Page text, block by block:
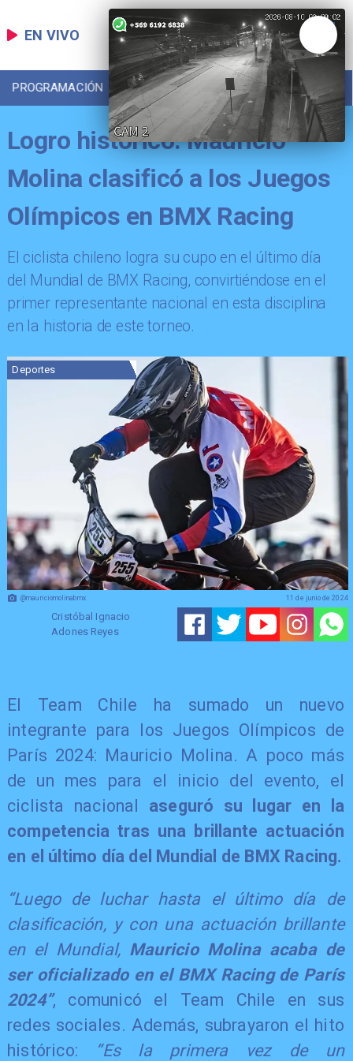
EN VIVO
PROGRAMACIÓN LOCAL DEPORTES
Logro histórico: Mauricio
Molina clasificó a los Juegos
Olímpicos en BMX Racing
​El ciclista chileno logra su cupo en el último día
del Mundial de BMX Racing, convirtiéndose en el
primer representante nacional en esta disciplina
en la historia de este torneo.
@mauriciomolinabmx
Deportes
Cristóbal Ignacio
Adones Reyes
11 de junio de 2024
El Team Chile ha sumado un nuevo
integrante para los Juegos Olímpicos de
París 2024: Mauricio Molina. A poco más
de un mes para el inicio del evento, el
ciclista nacional aseguró su lugar en la
competencia tras una brillante actuación
en el último día del Mundial de BMX Racing.
“Luego de luchar hasta el último día de
clasificación, y con una actuación brillante
en el Mundial, Mauricio Molina acaba de
ser oficializado en el BMX Racing de París
2024”, comunicó el Team Chile en sus
redes sociales. Además, subrayaron el hito
histórico: “Es la primera vez de un